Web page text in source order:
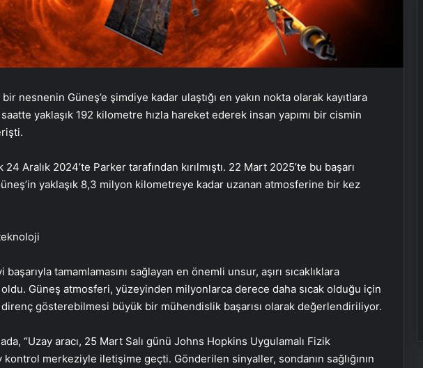
bir nesnenin Güneş’e şimdiye kadar ulaştığı en yakın nokta olarak kayıtlara
yaklaşık 192 kilometre hızla hareket ederek insan yapımı bir cismin
Aralık 2024’te Parker tarafından kırılmıştı. 22 Mart 2025’te bu başarı
yaklaşık 8,3 milyon kilometreye kadar uzanan atmosferine bir kez
teknoloji
tamamlamasını sağlayan en önemli unsur, aşırı sıcaklıklara
oldu. Güneş atmosferi, yüzeyinden milyonlarca derece daha sıcak olduğu için
direnç gösterebilmesi büyük bir mühendislik başarısı olarak değerlendiriliyor.
“Uzay aracı, 25 Mart Salı günü Johns Hopkins Uygulamalı Fizik
kontrol merkeziyle iletişime geçti. Gönderilen sinyaller, sondanın sağlığının